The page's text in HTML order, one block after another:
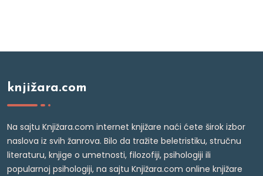
knjižara.com
Na sajtu Knjižara.com internet knjižare naći ćete širok izbor
naslova iz svih žanrova. Bilo da tražite beletristiku, stručnu
literaturu, knjige o umetnosti, filozofiji, psihologiji ili
popularnoj psihologiji, na sajtu Knjižara.com online knjižare